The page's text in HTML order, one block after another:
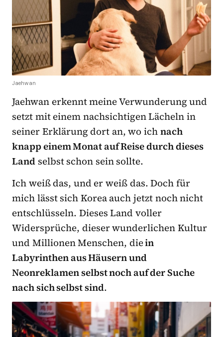
Jaehwan
Jaehwan erkennt meine Verwunderung und
setzt mit einem nachsichtigen Lächeln in
seiner Erklärung dort an, wo ichnach
knapp einem Monat auf Reise durch dieses
Land selbst schon sein sollte.
Ich weiß das, und er weiß das. Doch für
mich lässt sich Korea auch jetzt noch nicht
entschlüsseln. Dieses Land voller
Widersprüche, dieser wunderlichen Kultur
und Millionen Menschen, diein
Labyrinthen aus Häusern und
Neonreklamen selbst noch auf der Suche
nach sich selbst sind.